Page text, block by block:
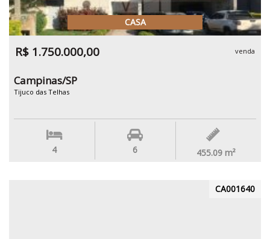
CASA
R$ 1.750.000,00 venda
Campinas/SP
Tijuco das Telhas
4 6 455.09 m²
CA001640